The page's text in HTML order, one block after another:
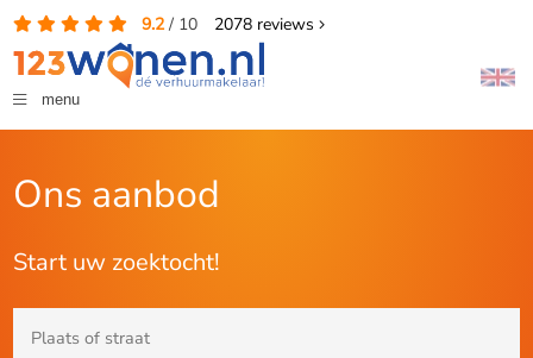
9.2/ 10 2078reviews
menu
Ons aanbod
Start uw zoektocht!